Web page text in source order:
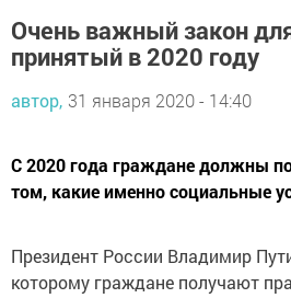
Очень важный закон
принятый в 2020 году
автор, 31 января 2020 - 14:40
С 2020 года граждане должны
том, какие именно социальные
Президент России Владимир
которому граждане получают